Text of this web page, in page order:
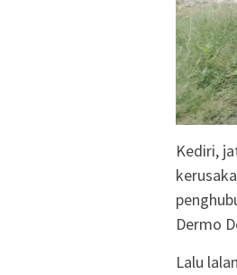
Kediri,
Dermo
Lalu